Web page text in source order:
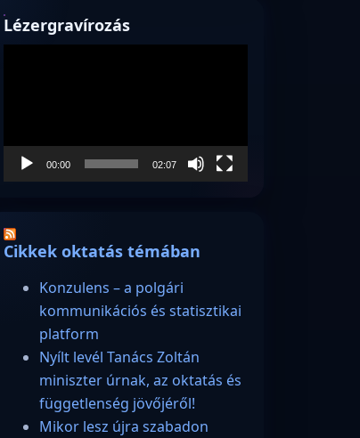
Lézergravírozás
00:00 02:07
Cikkek oktatás témában
Konzulens – a polgári
kommunikációs és statisztikai
platform
Nyílt levél Tanács Zoltán
miniszter úrnak, az oktatás és
függetlenség jövőjéről!
Mikor lesz újra szabadon